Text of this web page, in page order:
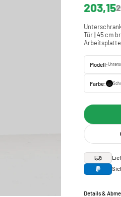
203,15
Tür | 45 cm
Arbeitsplatte
Modell:
Farbe:
Details &